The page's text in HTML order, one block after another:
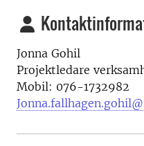
Jonna Gohil
Projektledare
Mobil: 076-1732982